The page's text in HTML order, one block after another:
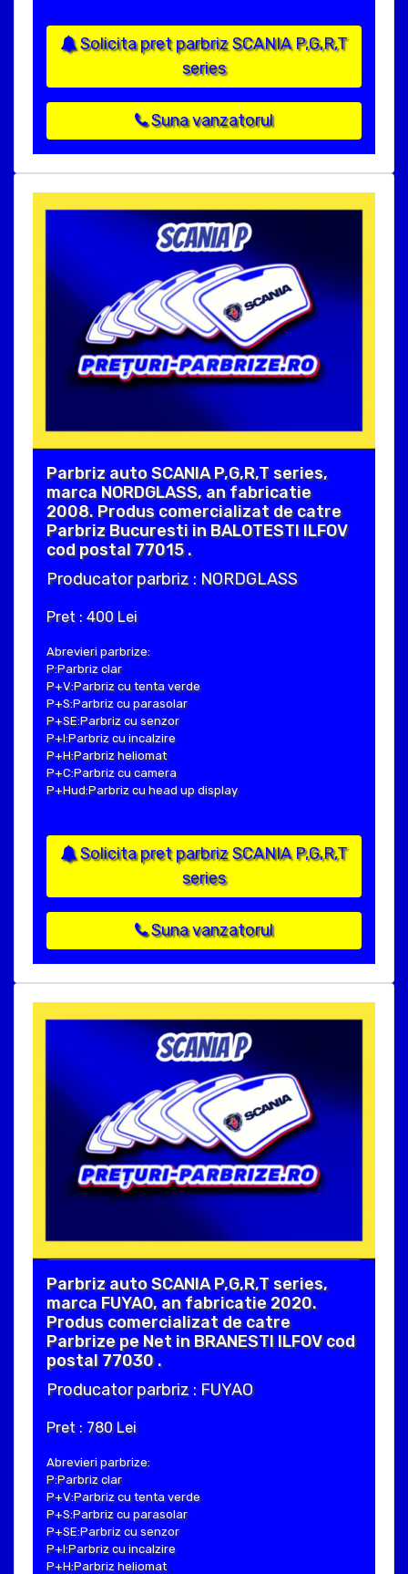
Solicita pret parbriz SCANIA P,G,R,T
series
Suna vanzatorul
Parbriz auto SCANIA P,G,R,T series,
marca NORDGLASS, an fabricatie
2008. Produs comercializat de catre
Parbriz Bucuresti in BALOTESTI ILFOV
cod postal 77015 .
Producator parbriz : NORDGLASS
Pret : 400 Lei
Abrevieri parbrize:
P:Parbriz clar
P+V:Parbriz cu tenta verde
P+S:Parbriz cu parasolar
P+SE:Parbriz cu senzor
P+I:Parbriz cu incalzire
P+H:Parbriz heliomat
P+C:Parbriz cu camera
P+Hud:Parbriz cu head up display
Solicita pret parbriz SCANIA P,G,R,T
series
Suna vanzatorul
Parbriz auto SCANIA P,G,R,T series,
marca FUYAO, an fabricatie 2020.
Produs comercializat de catre
Parbrize pe Net in BRANESTI ILFOV cod
postal 77030 .
Producator parbriz : FUYAO
Pret : 780 Lei
Abrevieri parbrize:
P:Parbriz clar
P+V:Parbriz cu tenta verde
P+S:Parbriz cu parasolar
P+SE:Parbriz cu senzor
P+I:Parbriz cu incalzire
P+H:Parbriz heliomat